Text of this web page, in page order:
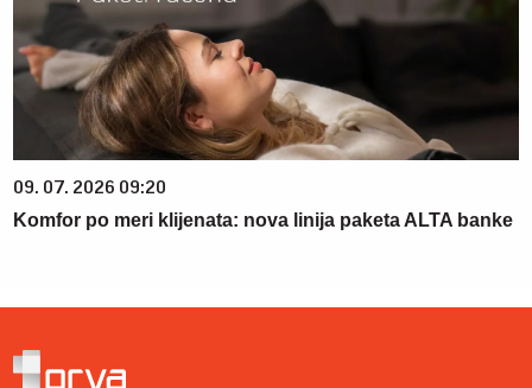
09. 07. 2026 09:20
Komfor po meri klijenata: nova linija paketa ALTA banke